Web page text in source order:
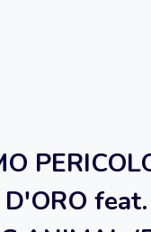
feat.